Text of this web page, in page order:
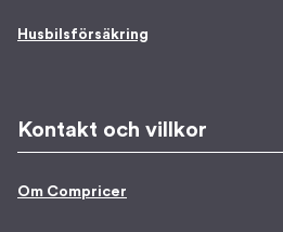
Husbilsförsäkring
Kontakt och villkor
Om Compricer